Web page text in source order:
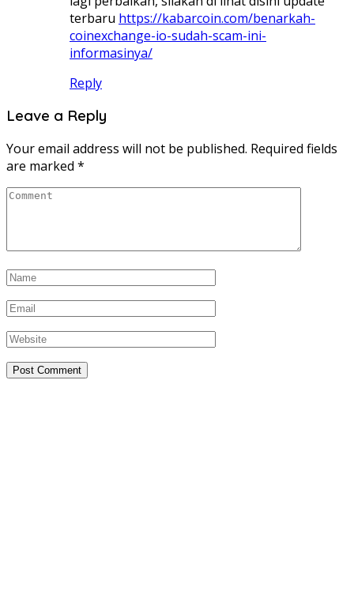
terbaru https://kabarcoin.com/benarkah-
coinexchange-io-sudah-scam-ini-
informasinya/
Reply
Leave a Reply
Your email address will not be published. Required fields
are marked *